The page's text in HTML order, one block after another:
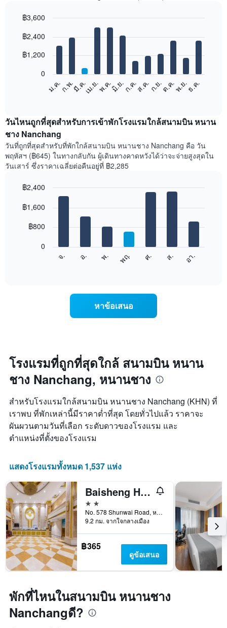
chart
12
bars.
แสดง
ราคา
เฉลี่ย
ของ
ห้อง
พัก
แต่ละ
แผนภูมิ
แกน
ราคา
เฉลี่ย
ของ
พัก
graphic.
ม.ค.ก.พ.มี.ค.เม.ย.พ.ค.มิ.ย.ก.ค.ส.ค.ก.ย.ต.ค.พ.ย.ธ.ค.
0
฿1,200
฿2,400
฿3,600
วันไหนถูกที่สุดสำหรับการเข้าพักโรงแรมใกล้สนามบิน หนาน
ชาง Nanchang
วันที่ถูกที่สุดสำหรับที่พักใกล้สนามบิน หนานชาง Nanchang คือ วัน
พฤหัสฯ (฿645) ในทางกลับกัน ผู้เดินทางคาดหวังได้ว่าจะจ่ายสูงสุดใน
วันเสาร์ ซึ่งราคาเฉลี่ยต่อคืนอยู่ที่ ฿2,285
chart
bars.
แผนภูมิ
วัน
ของ
สัปดาห์
แผนภูมิ
มี
แกน
X
1
แกน
วัน
สัปดาห์
แผนภูมิ
มี
แกน
Y
1
แกน
แแส
ดง
ราคา
ของ
ห้อง
graphic.
จ. อ. พ. พฤ. ศ. ส. อา.
0
฿800
฿1,600
฿2,400
หาข้อเสนอ
โรงแรมที่ถูกที่สุดใกล้ สนามบิน หนาน
ชาง Nanchang, หนานชาง
สำหรับโรงแรมใกล้สนามบิน หนานชาง Nanchang (KHN) ที่
เราพบ ที่พักเหล่านี้มีราคาต่ำที่สุด โดยทั่วไปแล้ว ราคาจะ
ผันผวนตามวันที่เลือก ระดับดาวของโรงแรม และ
ตำแหน่งที่ตั้งของโรงแรม
แสดงโรงแรมทั้งหมด 1,537 แห่ง
Baisheng Hotel
2 ดาว
No. 578 Shunwai Road, หนานชาง, จีน
9.2 กม. จากใจกลางเมือง
฿365
ดูข้อเสนอ
พักที่ไหนในสนามบิน หนานชาง
Nanchangดี?